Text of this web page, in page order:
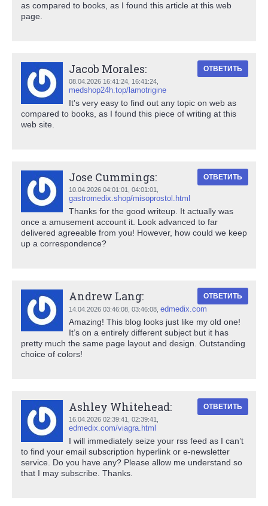
as compared to books, as I found this article at this web
page.
Jacob Morales:
08.04.2026 16:41:24, 16:41:24
medshop24h.top/lamotrigine
ОТВЕТИТЬ
It's very easy to find out any topic on web as
compared to books, as I found this piece of writing at this
web site.
Jose Cummings:
10.04.2026 04:01:01, 04:01:01
gastromedix.shop/misoprostol.html
ОТВЕТИТЬ
Thanks for the good writeup. It actually was
once a amusement account it. Look advanced to far
delivered agreeable from you! However, how could we keep
up a correspondence?
Andrew Lang:
14.04.2026 03:46:08, 03:46:08 edmedix.com
ОТВЕТИТЬ
Amazing! This blog looks just like my old one!
It’s on a entirely different subject but it has
pretty much the same page layout and design. Outstanding
choice of colors!
Ashley Whitehead:
16.04.2026 02:39:41, 02:39:41
edmedix.com/viagra.html
ОТВЕТИТЬ
I will immediately seize your rss feed as I can’t
to find your email subscription hyperlink or e-newsletter
service. Do you have any? Please allow me understand so
that I may subscribe. Thanks.